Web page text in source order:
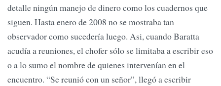
detalle ningún manejo de dinero como los cuadernos que
siguen. Hasta enero de 2008 no se mostraba tan
observador como sucedería luego. Asi, cuando Baratta
acudía a reuniones, el chofer sólo se limitaba a escribir eso
o a lo sumo el nombre de quienes intervenían en el
encuentro. “Se reunió con un señor”, llegó a escribir